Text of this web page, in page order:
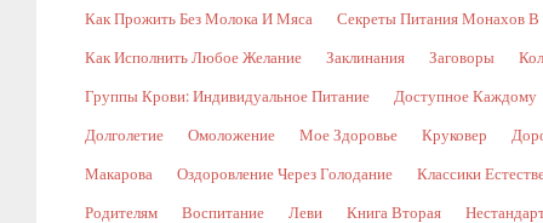
Как Прожить Без Молока И Мяса Секреты Питания Монахов В
Как Исполнить Любое Желание Заклинания Заговоры
Группы Крови: Индивидуальное Питание Доступное Каждому
Долголетие Омоложение Мое Здоровье Круковер
Макарова Оздоровление Через Голодание Классики
Родителям Воспитание Леви Книга Вторая